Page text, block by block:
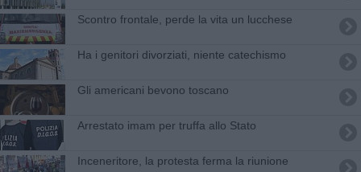
Scontro frontale, perde la vita un lucchese
Ha i genitori divorziati, niente catechismo
Gli americani bevono toscano
Arrestato imam per truffa allo Stato
Inceneritore, la protesta ferma la riunione